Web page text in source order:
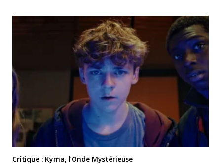
Critique : Kyma, l’Onde Mystérieuse